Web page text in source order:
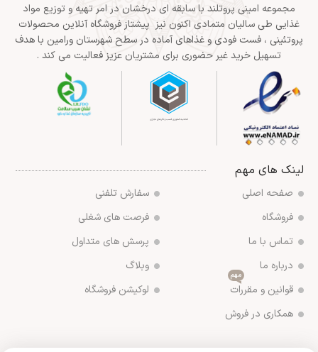
مجموعه امینی پروتلند با سابقه ای درخشان در امر تهیه و توزیع مواد
غذایی طی سالیان متمادی اکنون نیز پیشتاز فروشگاه آنلاین محصولات
پروتئینی ، فست فودی و غذاهای آماده در سطح شهرستان ورامین با هدف
تسهیل خرید غیر حضوری برای مشتریان عزیز فعالیت می کند .
لینک های مهم
صفحه اصلی
فروشگاه
تماس با ما
درباره ما
قوانین و مقررات
مهم
همکاری در فروش
سفارش تلفنی
فرصت های شغلی
پرسش های متداول
وبلاگ
لوکیشن فروشگاه